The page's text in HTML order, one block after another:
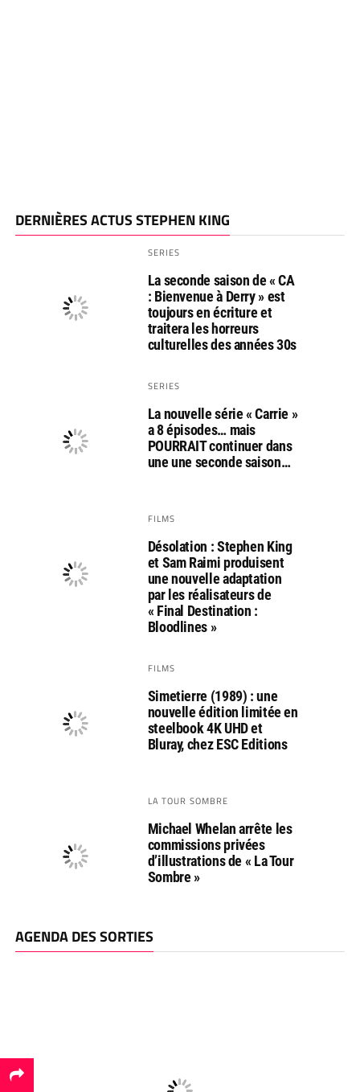
DERNIÈRES ACTUS STEPHEN KING
SERIES
La seconde saison de « CA
: Bienvenue à Derry » est
toujours en écriture et
traitera les horreurs
culturelles des années 30s
SERIES
La nouvelle série « Carrie »
a 8 épisodes… mais
POURRAIT continuer dans
une une seconde saison…
FILMS
Désolation : Stephen King
et Sam Raimi produisent
une nouvelle adaptation
par les réalisateurs de
« Final Destination :
Bloodlines »
FILMS
Simetierre (1989) : une
nouvelle édition limitée en
steelbook 4K UHD et
Bluray, chez ESC Editions
LA TOUR SOMBRE
Michael Whelan arrête les
commissions privées
d’illustrations de « La Tour
Sombre »
AGENDA DES SORTIES